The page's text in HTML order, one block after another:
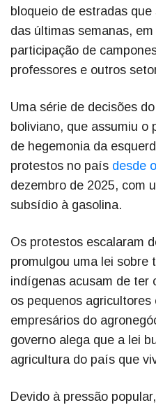
bloqueio de estradas
das últimas semanas,
participação de
professores e outros
Uma série de decisões
boliviano, que assumiu o
de hegemonia da
protestos no país desde
dezembro de 2025, com
subsídio à gasolina.
Os protestos escalaram
promulgou uma lei sobre
indígenas acusam de ter
os pequenos
empresários do
governo alega que a lei
agricultura do país que
Devido à pressão